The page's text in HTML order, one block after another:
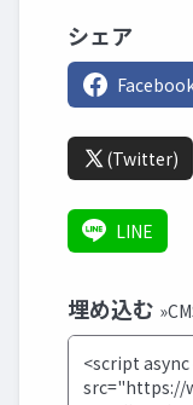
シェア
(Twitter)
LINE
埋め込む